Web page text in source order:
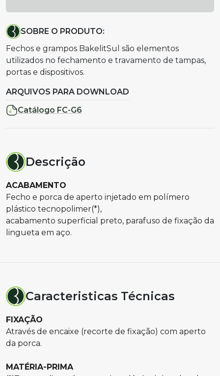
SOBRE O PRODUTO:
Fechos e grampos BakelitSul são elementos
utilizados no fechamento e travamento de tampas,
portas e dispositivos.
ARQUIVOS PARA DOWNLOAD
Catálogo FC-G6
Descrição
ACABAMENTO
Fecho e porca de aperto injetado em polímero
plástico tecnopolimer(*),
acabamento superficial preto, parafuso de fixação da
lingueta em aço.
Caracteristicas Técnicas
FIXAÇÃO
Através de encaixe (recorte de fixação) com aperto
da porca.
MATÉRIA-PRIMA